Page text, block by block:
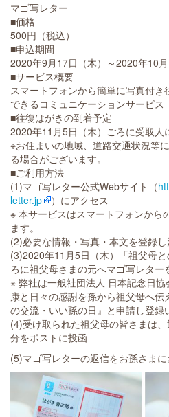
マゴ写レター
■価格
500円（税込）
■申込期間
2020年9月17日（木）～2020年10月
■サービス概要
スマートフォンから簡単に写真付
できるコミュニケーションサービス
■往復はがきの到着予定
2020年11月5日（木）ごろに受取人
※お住まいの地域、道路交通状況等
る場合がございます。
■ご利用方法
(1)マゴ写レター公式Webサイト（
letter.jp
）にアクセス
※ 本サービスはスマートフォンから
ます。
(2)必要な情報・写真・本文を登録
(3)2020年11月5日（木）「祖父母
ろに祖父母さまの元へマゴ写レター
※ 弊社は一般社団法人 日本記念日協
康と日々の感謝を孫から祖父母へ伝
の交流・いい孫の日』と申請し登録
(4)受け取られた祖父母の皆さまは
分をポストに投函
(5)マゴ写レターの返信をお孫さま